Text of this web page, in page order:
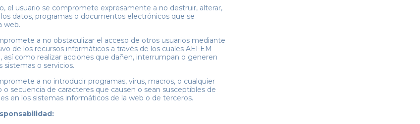
el usuario se compromete expresamente a no destruir, alterar,
datos, programas o documentos electrónicos que se
web.
a no obstaculizar el acceso de otros usuarios mediante
de los recursos informáticos a través de los cuales AEFEM
así como realizar acciones que dañen, interrumpan o generen
sistemas o servicios.
a no introducir programas, virus, macros, o cualquier
o secuencia de caracteres que causen o sean susceptibles de
en los sistemas informáticos de la web o de terceros.